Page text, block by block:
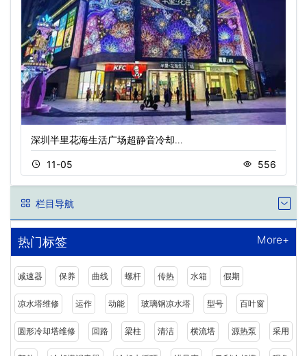
深圳半里花海生活广场超静音冷却…
11-05 556
栏目导航
热门标签 More+
减速器 保养 曲线 螺杆 传热 水箱 假期
凉水塔维修 运作 动能 玻璃钢凉水塔 型号 百叶窗
圆形冷却塔维修 回路 梁柱 清洁 横流塔 源热泵 采用